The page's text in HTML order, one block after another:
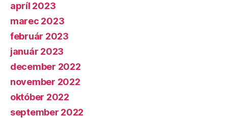
apríl 2023
marec 2023
február 2023
január 2023
december 2022
november 2022
október 2022
september 2022